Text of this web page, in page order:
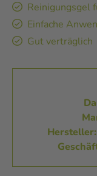
Reinigungsgel
Einfache
Gut verträglich